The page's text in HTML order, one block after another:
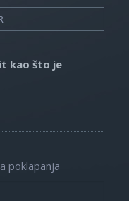
kao što je
poklapanja